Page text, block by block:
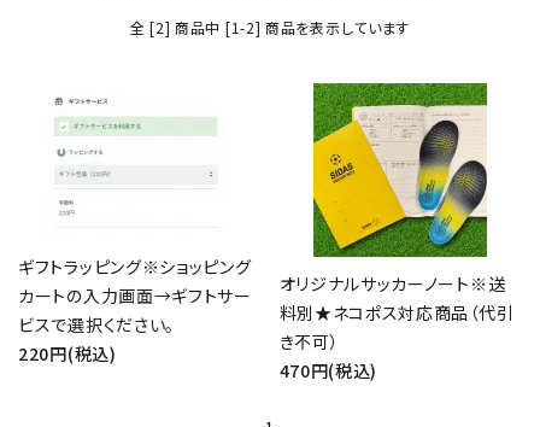
全 [2] 商品中 [1-2] 商品を表示しています
ギフトラッピング※ショッピング
カートの入力画面→ギフトサー
ビスで選択ください。
220円(税込)
オリジナルサッカーノート※送
料別★ネコポス対応商品（代引
き不可）
470円(税込)